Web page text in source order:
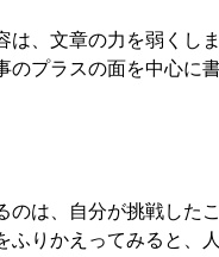
、文章の力を弱くし
のプラスの面を中心に
は、自分が挑戦した
ふりかえってみると、